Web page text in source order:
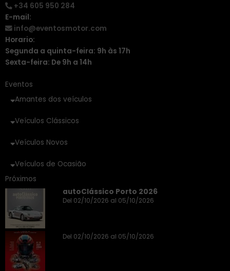
+34 605 950 284
E-mail:
info@eventosmotor.com
Horario:
Segunda a quinta-feira: 9h às 17h
Sexta-feira: De 9h a 14h
Eventos
Amantes dos veículos
Veículos Clássicos
Veículos Novos
Veículos de Ocasião
Próximos
autoClássico Porto 2026
Del 02/10/2026 al 05/10/2026
Del 02/10/2026 al 05/10/2026